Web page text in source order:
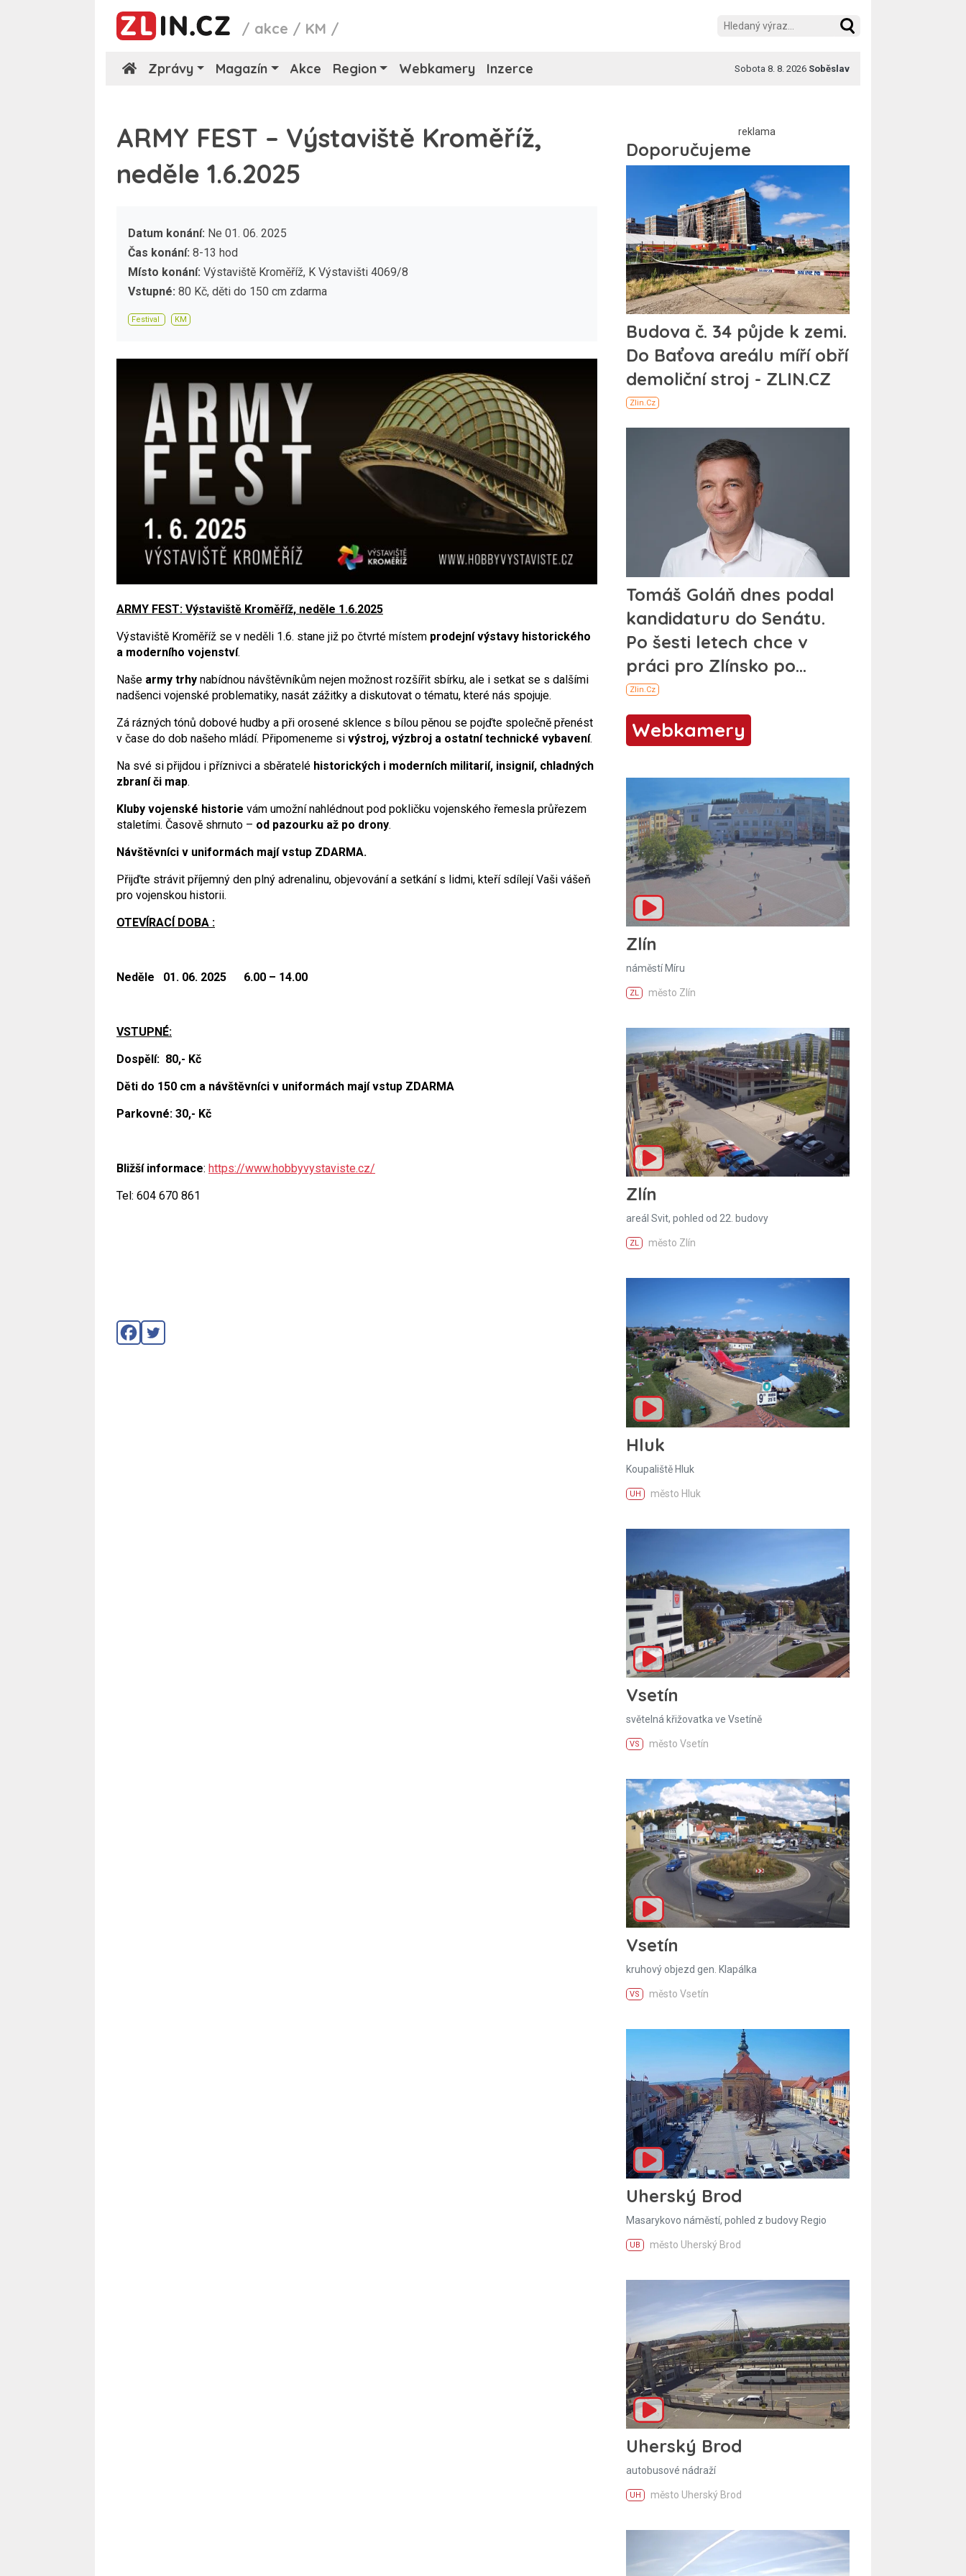
/ akce / KM /
Zprávy Magazín Akce Region Webkamery Inzerce Sobota 8. 8. 2026 Soběslav
ARMY FEST – Výstaviště Kroměříž,
neděle 1.6.2025
Datum konání: Ne 01. 06. 2025
Čas konání: 8-13 hod
Místo konání: Výstaviště Kroměříž, K Výstavišti 4069/8
Vstupné: 80 Kč, děti do 150 cm zdarma
Festival KM
ARMY FEST: Výstaviště Kroměříž, neděle 1.6.2025
Výstaviště Kroměříž se v neděli 1.6. stane již po čtvrté místem prodejní výstavy historického
a moderního vojenství.
Naše army trhy nabídnou návštěvníkům nejen možnost rozšířit sbírku, ale i setkat se s dalšími
nadšenci vojenské problematiky, nasát zážitky a diskutovat o tématu, které nás spojuje.
Zá rázných tónů dobové hudby a při orosené sklence s bílou pěnou se pojďte společně přenést
v čase do dob našeho mládí. Připomeneme si výstroj, výzbroj a ostatní technické vybavení.
Na své si přijdou i příznivci a sběratelé historických i moderních militarií, insignií, chladných
zbraní či map.
Kluby vojenské historie vám umožní nahlédnout pod pokličku vojenského řemesla průřezem
staletími. Časově shrnuto – od pazourku až po drony.
Návštěvníci v uniformách mají vstup ZDARMA.
Přijďte strávit příjemný den plný adrenalinu, objevování a setkání s lidmi, kteří sdílejí Vaši vášeň
pro vojenskou historii.
OTEVÍRACÍ DOBA :
N eděle 01 . 06. 2025 6.00 – 14.00
VSTUPNÉ:
Dospělí: 80,- Kč
Děti do 150 cm a návštěvníci v uniformách mají vstup ZDARMA
Parkovné: 30,- Kč
Bližší informace: https://www.hobbyvystaviste.cz/
Tel: 604 670 861
Webkamery
Zlín
náměstí Míru
ZL město Zlín
Zlín
areál Svit, pohled od 22. budovy
ZL město Zlín
Hluk
Koupaliště Hluk
UH město Hluk
Vsetín
světelná křižovatka ve Vsetíně
VS město Vsetín
Vsetín
kruhový objezd gen. Klapálka
VS město Vsetín
Uherský Brod
Masarykovo náměstí, pohled z budovy Regio
UB město Uherský Brod
Uherský Brod
autobusové nádraží
UH město Uherský Brod